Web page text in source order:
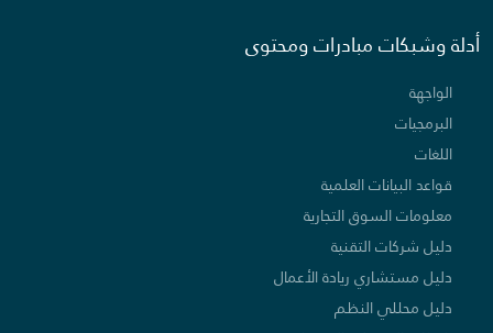
أدلة وشبكات مبادرات ومحتوى
الواجهة
البرمجيات
اللغات
قواعد البيانات العلمية
معلومات السوق التجارية
دليل شركات التقنية
دليل مستشاري ريادة الأعمال
دليل محللي النظم